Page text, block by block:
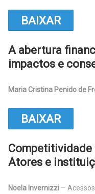
BAIXAR
A abertura
impactos e
Maria Cristina Penido de
BAIXAR
Competitividade
Atores e
Noela Invernizzi